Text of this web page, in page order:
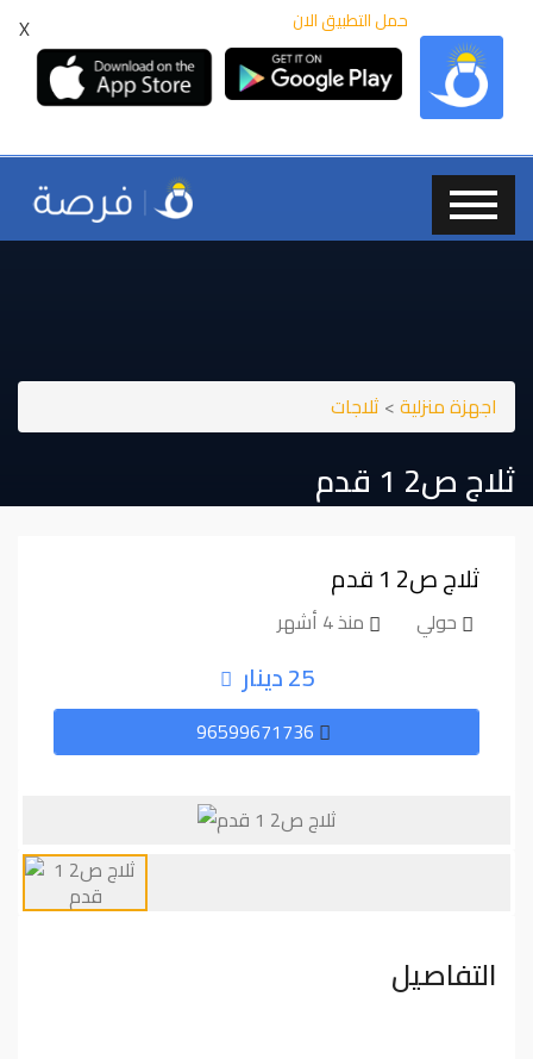
X حمل التطبيق الان
اجهزة منزلية> ثلاجات
ثلاج ص⁦⁦2⁩⁩ ⁦⁦1⁩⁩ قدم
ثلاج ص⁦⁦2⁩⁩ ⁦⁦1⁩⁩ قدم
حولي منذ 4 أشهر
25 دينار
التفاصيل